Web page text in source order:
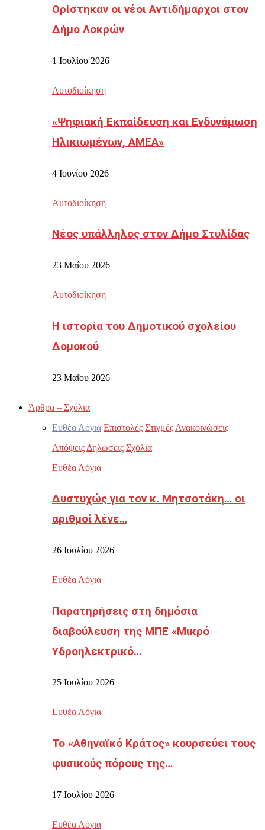
Ορίστηκαν οι νέοι Αντιδήμαρχοι στον
Δήμο Λοκρών
1 Ιουλίου 2026
Αυτοδιοίκηση
«Ψηφιακή Εκπαίδευση και Ενδυνάμωση
Ηλικιωμένων, ΑΜΕΑ»
4 Ιουνίου 2026
Αυτοδιοίκηση
Νέος υπάλληλος στον Δήμο Στυλίδας
23 Μαΐου 2026
Αυτοδιοίκηση
Η ιστορία του Δημοτικού σχολείου
Δομοκού
23 Μαΐου 2026
Άρθρα – Σχόλια
Ευθέα Λόγια Επιστολές Στιγμές Ανακοινώσεις
Απόψεις Δηλώσεις Σχόλια
Ευθέα Λόγια
Δυστυχώς για τον κ. Μητσοτάκη… οι
αριθμοί λένε…
26 Ιουλίου 2026
Ευθέα Λόγια
Παρατηρήσεις στη δημόσια
διαβούλευση της ΜΠΕ «Μικρό
Υδροηλεκτρικό…
25 Ιουλίου 2026
Ευθέα Λόγια
Το «Αθηναϊκό Κράτος» κουρσεύει τους
φυσικούς πόρους της…
17 Ιουλίου 2026
Ευθέα Λόγια